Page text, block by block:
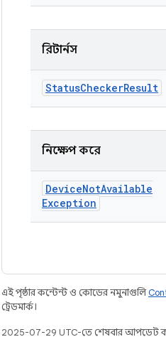
রিটার্নস
StatusCheckerResult
নিক্ষেপ করে
DeviceNotAvailable
Exception
এই পৃষ্ঠার কন্টেন্ট ও কোডের নমুনাগুলি
ট্রেডমার্ক।
2025-07-29 UTC-তে শেষবার আপডেট